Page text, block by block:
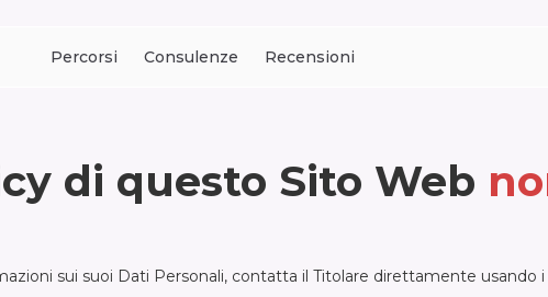
Percorsi Consulenze Recensioni
di questo Sito Web
sui suoi Dati Personali, contatta il Titolare direttamente usando